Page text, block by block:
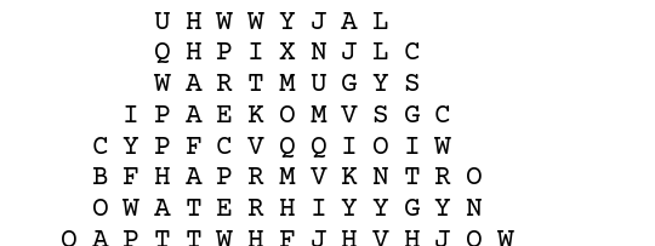
U H W W Y J A L
Q H P I X N J L C
W A R T M U G Y S
I P A E K O M V S G C
C Y P F C V Q Q I O I W
B F H A P R M V K N T R O
O W A T E R H I Y Y G Y N